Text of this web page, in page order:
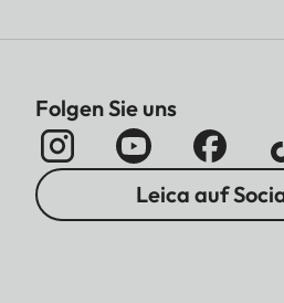
Folgen Sie uns
Leica auf